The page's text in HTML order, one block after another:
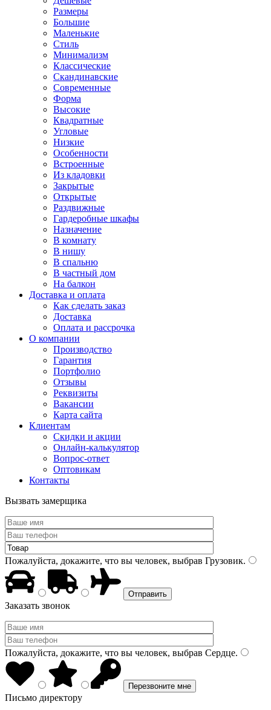
Размеры
Большие
Маленькие
Стиль
Минимализм
Классические
Скандинавские
Современные
Форма
Высокие
Квадратные
Угловые
Низкие
Особенности
Встроенные
Из кладовки
Закрытые
Открытые
Раздвижные
Гардеробные шкафы
Назначение
В комнату
В нишу
В спальню
В частный дом
На балкон
Доставка и оплата
Как сделать заказ
Доставка
Оплата и рассрочка
О компании
Производство
Гарантия
Портфолио
Отзывы
Реквизиты
Вакансии
Карта сайта
Клиентам
Скидки и акции
Онлайн-калькулятор
Вопрос-ответ
Оптовикам
Контакты
Вызвать замерщика
Пожалуйста, докажите, что вы человек, выбрав Грузовик.
Заказать звонок
Пожалуйста, докажите, что вы человек, выбрав Сердце.
Письмо директору